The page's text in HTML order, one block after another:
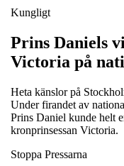
Kungligt
Prins Daniels
Victoria på
Heta känslor på
Under firandet av
Prins Daniel kunde helt
kronprinsessan Victoria.
Stoppa Pressarna